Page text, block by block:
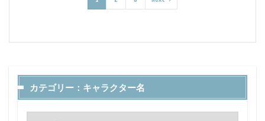
カテゴリー：キャラクター名